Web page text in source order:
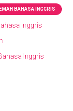
BAHASA INGGRIS
Inggris
Inggris